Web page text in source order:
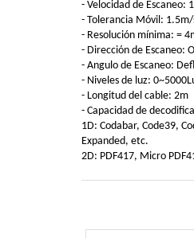
- Velocidad de Escaneo:
- Tolerancia Móvil: 1.5m/
- Resolución mínima: =
- Dirección de Escaneo:
- Angulo de Escaneo:
- Niveles de luz:
- Longitud del cable: 2m
- Capacidad de
1D: Codabar, Code39,
Expanded, etc.
2D: PDF417, Micro